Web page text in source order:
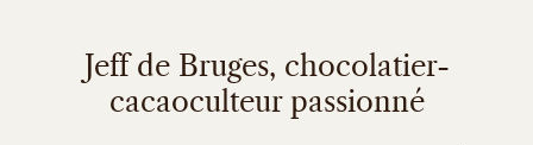
Jeff de Bruges, chocolatier-
cacaoculteur passionné